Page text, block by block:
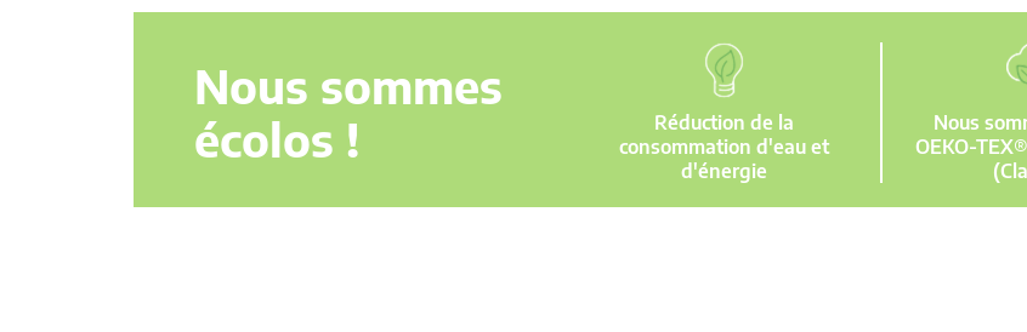
Nous sommes
écolos !
Réduction de la
consommation d'eau et
d'énergie
Nous
OEKO-